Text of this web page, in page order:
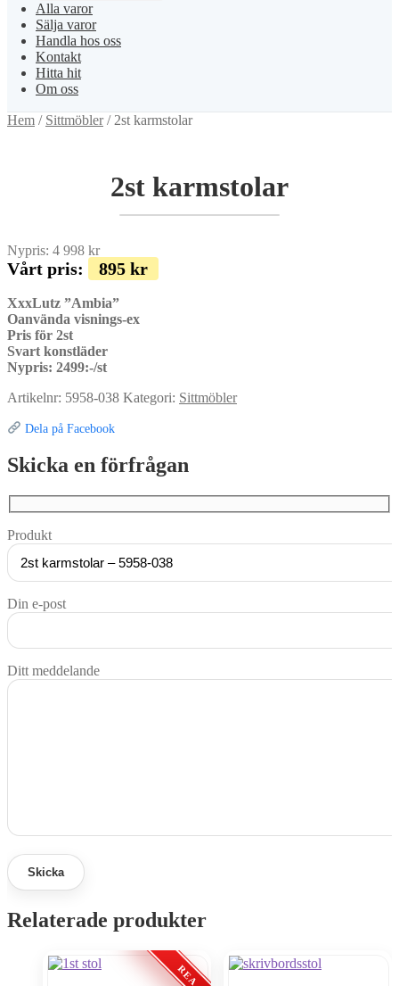
Alla varor
Sälja varor
Handla hos oss
Kontakt
Hitta hit
Om oss
Hem / Sittmöbler/ 2st karmstolar
2st karmstolar
Nypris: 4 998 kr
Vårt pris: 895 kr
XxxLutz ”Ambia”
Oanvända visnings-ex
Pris för 2st
Svart konstläder
Nypris: 2499:-/st
Artikelnr: 5958-038 Kategori: Sittmöbler
Dela på Facebook
Skicka en förfrågan
Produkt
Din e-post
Ditt meddelande
Relaterade produkter